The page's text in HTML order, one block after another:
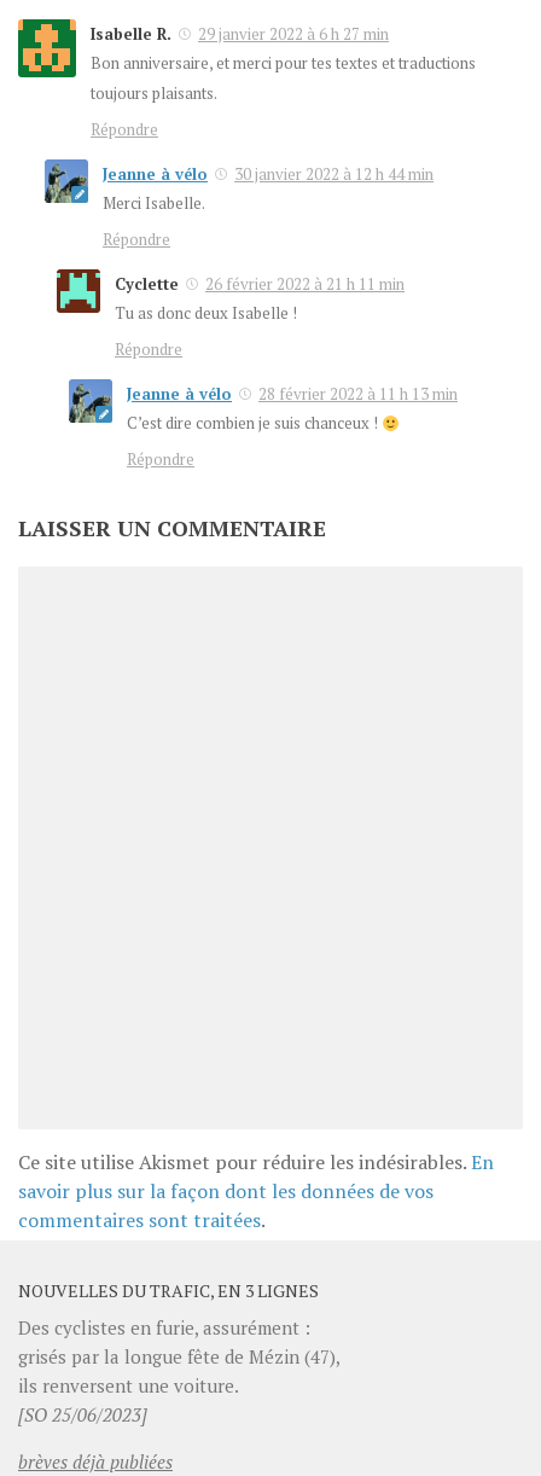
Isabelle R.
29 janvier 2022 à 6 h 27 min
Bon anniversaire, et merci pour tes textes et traductions
toujours plaisants.
Répondre
Jeanne à vélo
30 janvier 2022 à 12 h 44 min
Merci Isabelle.
Répondre
Cyclette
26 février 2022 à 21 h 11 min
Tu as donc deux Isabelle !
Répondre
Jeanne à vélo
28 février 2022 à 11 h 13 min
C’est dire combien je suis chanceux !
Répondre
LAISSER UN COMMENTAIRE
Ce site utilise Akismet pour réduire les indésirables.En
savoir plus sur la façon dont les données de vos
commentaires sont traitées.
NOUVELLES DU TRAFIC, EN 3 LIGNES
Des cyclistes en furie, assurément :
grisés par la longue fête de Mézin (47),
ils renversent une voiture.
[SO 25/06/2023]
brèves déjà publiées